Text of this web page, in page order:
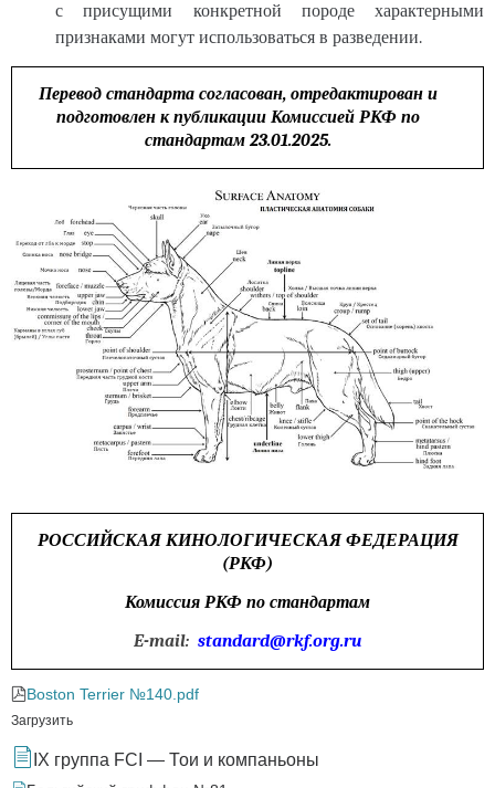
с присущими конкретной породе характерными
признаками могут использоваться в разведении.
Перевод стандарта согласован, отредактирован и
подготовлен к публикации Комиссией РКФ по
стандартам 23.01.2025.
РОССИЙСКАЯ КИНОЛОГИЧЕСКАЯ ФЕДЕРАЦИЯ
(РКФ)
Комиссия РКФ по стандартам
E-mail: standard@rkf.org.ru
Boston Terrier №140.pdf
Загрузить
IX группа FCI — Тои и компаньоны